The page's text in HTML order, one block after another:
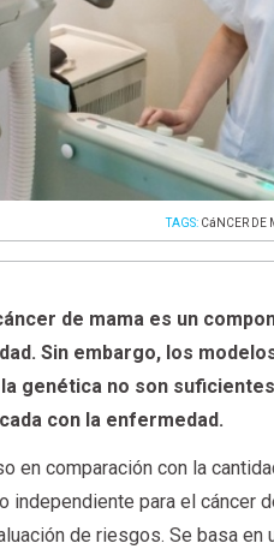
TAGS: CáNCER DE
de mama es un
Sin embargo, los
genética no son
con la enfermedad.
en comparación con la
independiente para el cáncer
de riesgos. Se basa en